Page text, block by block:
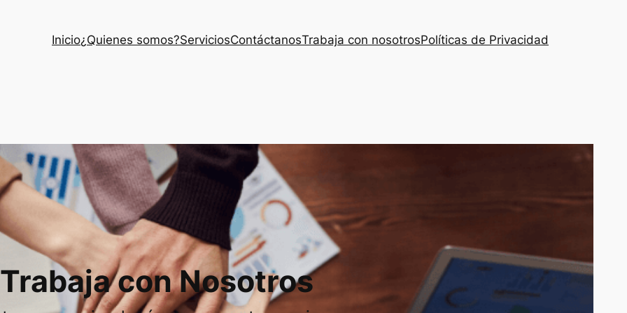
Inicio¿Quienes somos?ServiciosContáctanosTrabaja con nosotrosPolíticas de Privacidad
Trabaja con Nosotros